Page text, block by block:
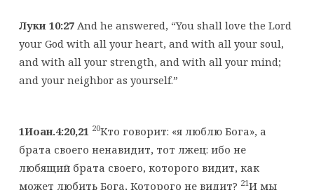
Луки 10:27And he answered, “You shall love the Lord
your God with all your heart, and with all your soul,
and with all your strength, and with all your mind;
and your neighbor as yourself.”
1Иоан.4:20,21 20Кто говорит: «я люблю Бога», а
брата своего ненавидит, тот лжец: ибо не
любящий брата своего, которого видит, как
может любить Бога, Которого не видит? 21И мы